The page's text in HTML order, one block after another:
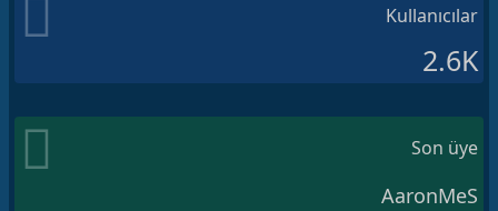
Kullanıcılar
2.6K
Son üye
AaronMeS